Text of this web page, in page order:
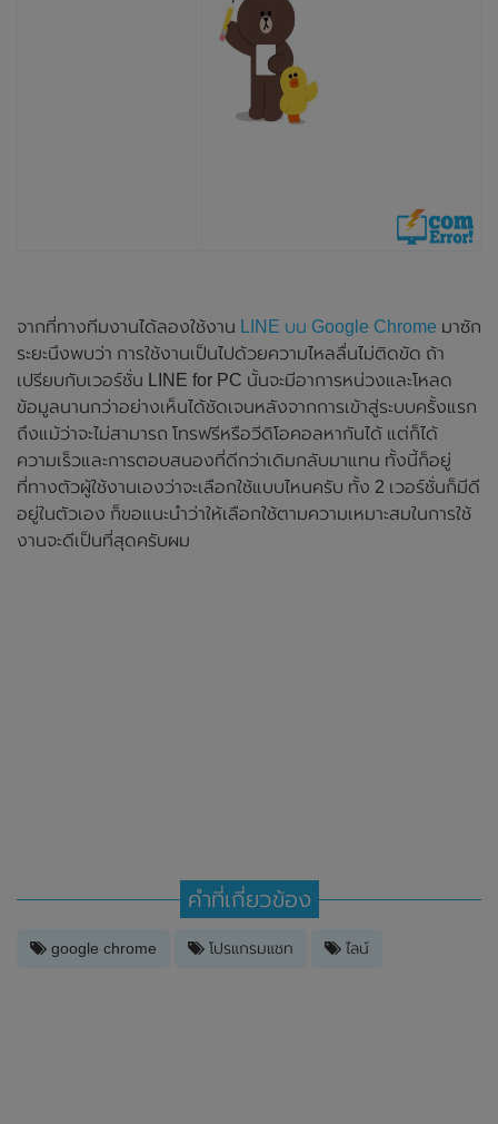
จากที่ทางทีมงานได้ลองใช้งาน LINE บน Google Chrome มาซัก
ระยะนึงพบว่า การใช้งานเป็นไปด้วยความไหลลื่นไม่ติดขัด ถ้า
เปรียบกับเวอร์ชั่น LINE for PC นั้นจะมีอาการหน่วงและโหลด
ข้อมูลนานกว่าอย่างเห็นได้ชัดเจนหลังจากการเข้าสู่ระบบครั้งแรก
ถึงแม้ว่าจะไม่สามารถ โทรฟรีหรือวีดิโอคอลหากันได้ แต่ก็ได้
ความเร็วและการตอบสนองที่ดีกว่าเดิมกลับมาแทน ทั้งนี้ก็อยู่
ที่ทางตัวผู้ใช้งานเองว่าจะเลือกใช้แบบไหนครับ ทั้ง 2 เวอร์ชั่นก็มีดี
อยู่ในตัวเอง ก็ขอแนะนำว่าให้เลือกใช้ตามความเหมาะสมในการใช้
งานจะดีเป็นที่สุดครับผม
คำที่เกี่ยวข้อง
google chrome โปรแกรมแชท ไลน์